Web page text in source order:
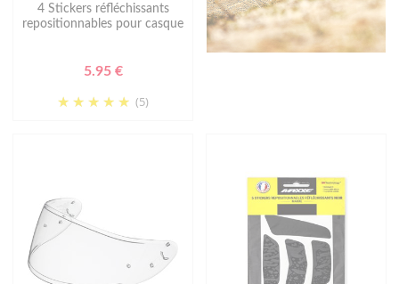
4 Stickers réfléchissants
repositionnables pour casque
5.95 €
(5)